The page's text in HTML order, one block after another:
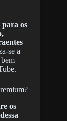
para os
se a
os